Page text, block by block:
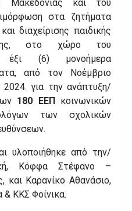
Μακεδονίας και του
στα ζητήματα
διαχείρισης παιδικής
στο χώρο του
έξι (6) μονοήμερα
από τον Νοέμβριο
για την ανάπτυξη/
180 ΕΕΠ κοινωνικών
των σχολικών
υλοποιήθηκε από την/
Κόφφα Στέφανο –
και Καρανίκο Αθανάσιο,
ΚΚΣ Φοίνικα.